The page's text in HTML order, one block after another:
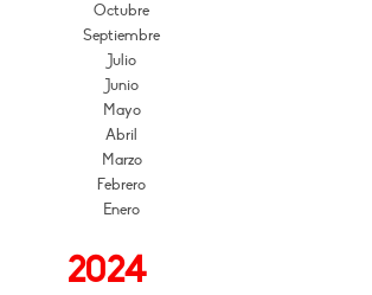
Octubre
Septiembre
Julio
Junio
Mayo
Abril
Marzo
Febrero
Enero
2024